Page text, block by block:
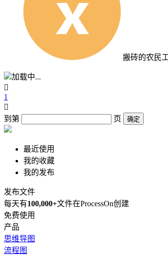
搬砖的农民
加载中...

1

到第
页 确定
最近使用
我的收藏
我的发布
发布文件
每天有100,000+文件在ProcessOn创建
免费使用
产品
思维导图
流程图